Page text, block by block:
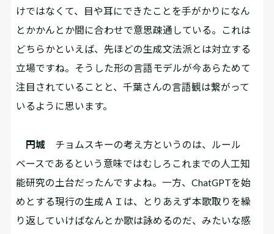
けではなくて、目や耳にできたことを手がかりになん
とかかんとか間に合わせで意思疎通している。これは
どちらかといえば、先ほどの生成文法派とは対立する
立場ですね。そうした形の言語モデルが今あらためて
注目されていることと、千葉さんの言語観は繋がって
いるように思います。
円城 チョムスキーの考え方というのは、ルール
ベースであるという意味ではむしろこれまでの人工知
能研究の土台だったんですよね。一方、ChatGPTを始
めとする現行の生成ＡＩは、とりあえず本歌取りを繰
り返していけばなんとか歌は詠めるのだ、みたいな感